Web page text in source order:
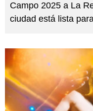
Campo 2025 a La
ciudad está lista para